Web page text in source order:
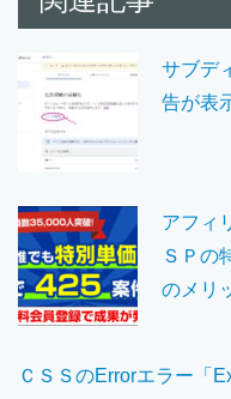
サブデ
告が表
アフィ
ＳＰの
のメリ
ＣＳＳのErrorエラー「